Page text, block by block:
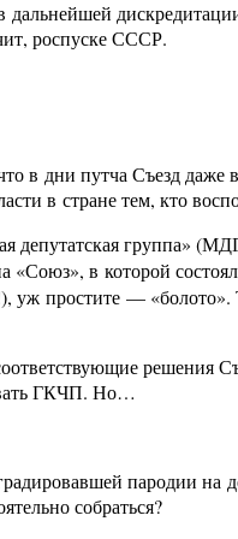
роспуске СССР.
в дни путча Съезд
в стране тем, кто
группа»
«Союз», в которой
уж простите —
решения
ГКЧП. Но…
пародии на
собраться?